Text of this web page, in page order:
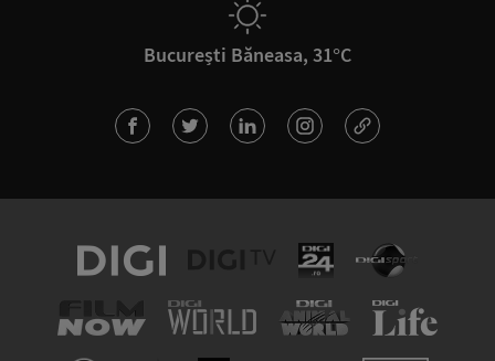
București Băneasa, 31°C